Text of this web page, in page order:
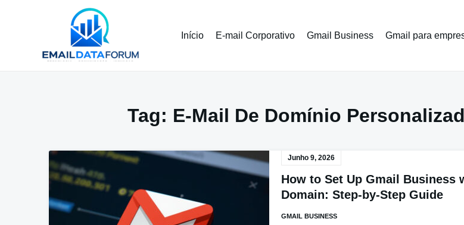
Início E-mail Corporativo Gmail Business Gmail para
Tag: E-Mail De Domínio
Junho 9, 2026
How to Set Up Gmail Business
Domain: Step-by-Step Guide
GMAIL BUSINESS